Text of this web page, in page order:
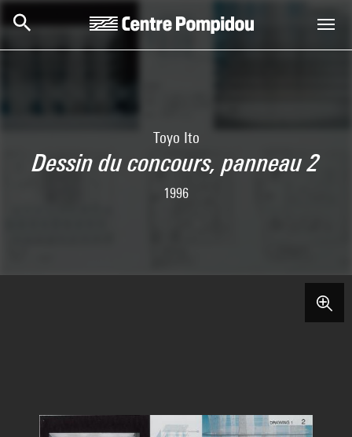
Toyo Ito
Dessin du concours, panneau 2
1996